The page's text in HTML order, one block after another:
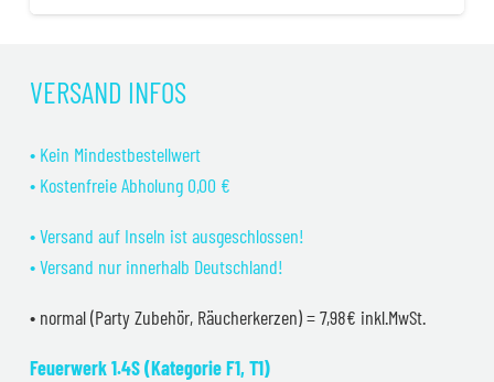
VERSAND INFOS
• Kein Mindestbestellwert
• Kostenfreie Abholung 0,00 €
• Versand auf Inseln ist ausgeschlossen!
• Versand nur innerhalb Deutschland!
• normal (Party Zubehör, Räucherkerzen) = 7,98€ inkl.MwSt.
Feuerwerk 1.4S (Kategorie F1, T1)